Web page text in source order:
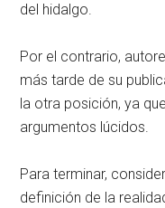
del hidalgo.
Por el contrario,
más tarde de su
la otra posición, ya
argumentos lúcidos.
Para terminar,
definición de la